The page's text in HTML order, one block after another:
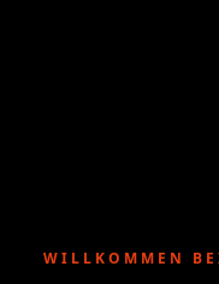
WILLKOMMEN